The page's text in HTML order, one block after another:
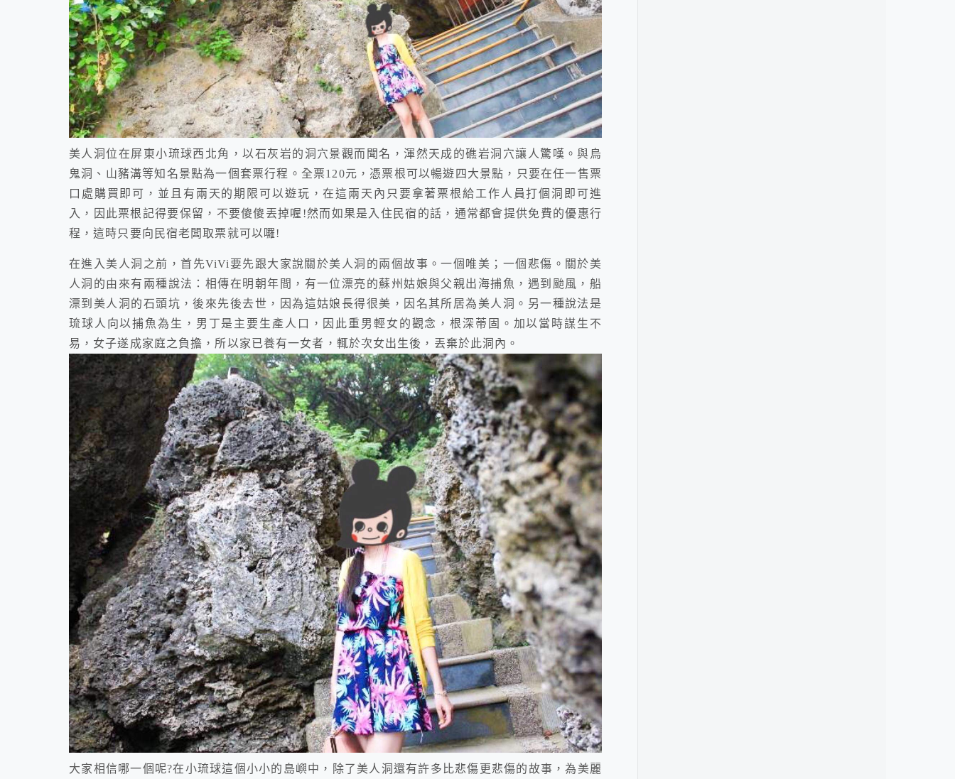
美人洞位在屏東小琉球西北角，以石灰岩的洞穴景觀而聞名，渾然天成的礁岩洞穴讓人驚嘆。與烏
鬼洞、山豬溝等知名景點為一個套票行程。全票120元，憑票根可以暢遊四大景點，只要在任一售票
口處購買即可，並且有兩天的期限可以遊玩，在這兩天內只要拿著票根給工作人員打個洞即可進
入，因此票根記得要保留，不要傻傻丟掉喔!然而如果是入住民宿的話，通常都會提供免費的優惠行
程，這時只要向民宿老闆取票就可以囉!
在進入美人洞之前，首先ViVi要先跟大家說關於美人洞的兩個故事。一個唯美；一個悲傷。關於美
人洞的由來有兩種說法：相傳在明朝年間，有一位漂亮的蘇州姑娘與父親出海捕魚，遇到颱風，船
漂到美人洞的石頭坑，後來先後去世，因為這姑娘長得很美，因名其所居為美人洞。另一種說法是
琉球人向以捕魚為生，男丁是主要生產人口，因此重男輕女的觀念，根深蒂固。加以當時謀生不
易，女子遂成家庭之負擔，所以家已養有一女者，輒於次女出生後，丟棄於此洞內。
大家相信哪一個呢?在小琉球這個小小的島嶼中，除了美人洞還有許多比悲傷更悲傷的故事，為美麗